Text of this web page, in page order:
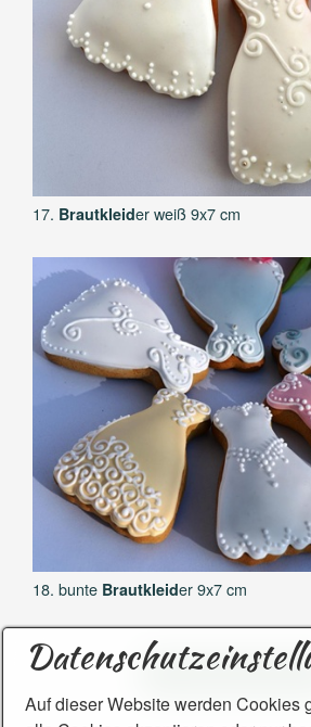
17. Brautkleider weiß 9x7 cm
18. bunte Brautkleider 9x7 cm
Zur Bestellung/
​​​​​Auf dieser Website werden Cookies